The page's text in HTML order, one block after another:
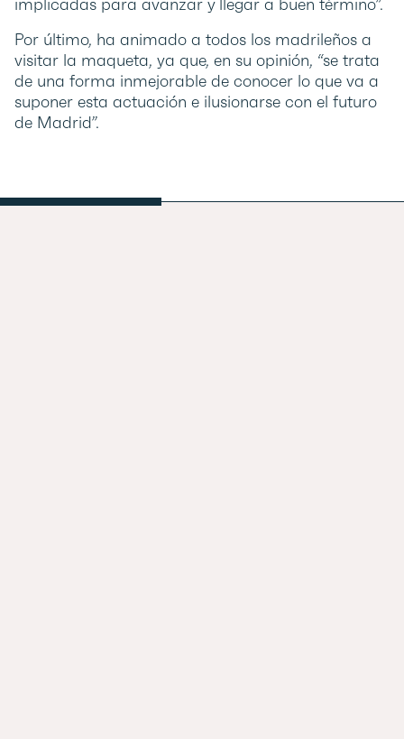
Por último, ha animado a todos los madrileños a
visitar la maqueta, ya que, en su opinión, “se trata
de una forma inmejorable de conocer lo que va a
suponer esta actuación e ilusionarse con el futuro
de Madrid”.